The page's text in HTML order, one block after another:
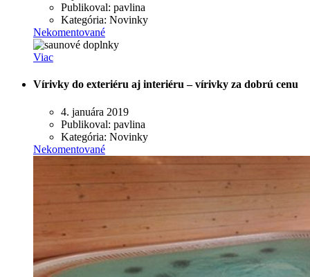
Publikoval: pavlina
Kategória: Novinky
Nekomentované
Viac
Vírivky do exteriéru aj interiéru – vírivky za dobrú cenu
4. januára 2019
Publikoval: pavlina
Kategória: Novinky
Nekomentované